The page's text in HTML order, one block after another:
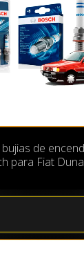
bujias de
para Fiat Duna